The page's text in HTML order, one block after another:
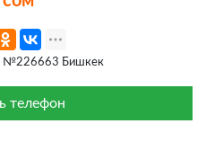
№226663 Бишкек
телефон